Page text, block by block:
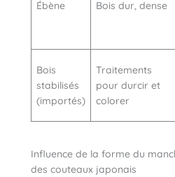
Ébène Bois dur, dense
Bois
stabilisés
(importés)
Traitements
pour durcir et
colorer
Influence de la forme du
des couteaux japonais